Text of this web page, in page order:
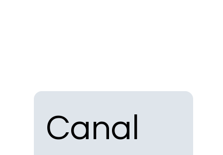
Canal